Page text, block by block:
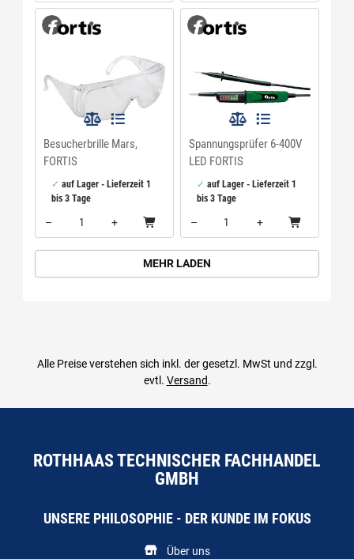
Menge: 1 Menge: 1
Besucherbrille Mars,
FORTIS
auf Lager - Lieferzeit 1
bis 3 Tage
–
+
Menge: 1
Spannungsprüfer 6-400V
LED FORTIS
auf Lager - Lieferzeit 1
bis 3 Tage
–
+
Menge: 1
MEHR LADEN
Alle Preise verstehen sich inkl. der gesetzl. MwSt und zzgl.
evtl. Versand.
ROTHHAAS TECHNISCHER FACHHANDEL
GMBH
UNSERE PHILOSOPHIE - DER KUNDE IM FOKUS
Über uns